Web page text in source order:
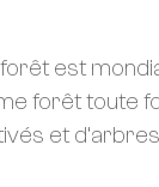
est
forêt toute
et